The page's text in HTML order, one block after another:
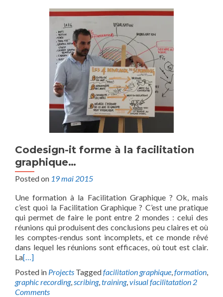
Codesign-it forme à la facilitation
graphique…
Posted on 19 mai 2015
Une formation à la Facilitation Graphique ? Ok, mais
c’est quoi la Facilitation Graphique ? C’est une pratique
qui permet de faire le pont entre 2 mondes : celui des
réunions qui produisent des conclusions peu claires et où
les comptes-rendus sont incomplets, et ce monde rêvé
dans lequel les réunions sont efficaces, où tout est clair.
La[…]
Posted in Projects Taggedfacilitation graphique,formation,
graphic recording,scribing,training,visual facilitatation 2
Comments